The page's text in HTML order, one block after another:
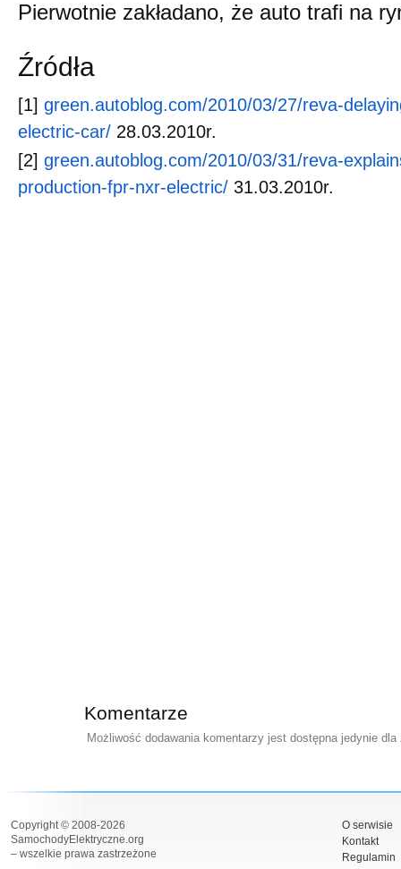
Pierwotnie zakładano, że auto trafi na
Źródła
[1] green.autoblog.com/2010/03/27/reva-
electric-car/ 28.03.2010r.
[2] green.autoblog.com/2010/03/31/reva-
production-fpr-nxr-electric/ 31.03.2010r.
Komentarze
Możliwość dodawania komentarzy jest dostępna jedynie
Copyright © 2008-2026
SamochodyElektryczne.org
– wszelkie prawa zastrzeżone
O serwisie
Kontakt
Regulamin